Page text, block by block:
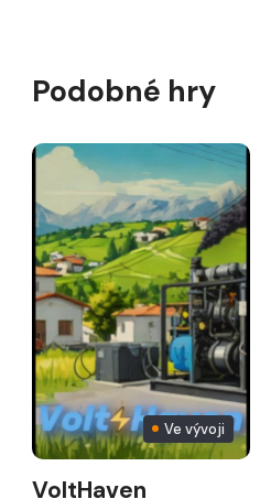
Podobné hry
Ve vývoji
VoltHaven